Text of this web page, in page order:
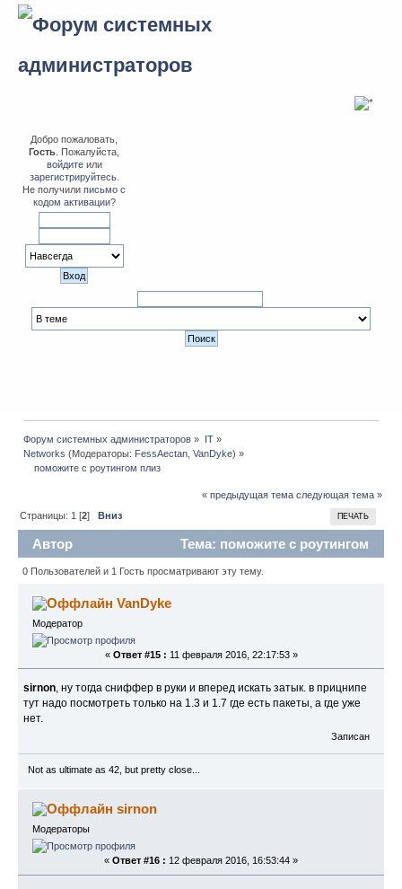
Добро пожаловать,
Гость . Пожалуйста,
войдитеили
зарегистрируйтесь.
Не получилиписьмо с
кодом активации?
Форум системных администраторов » IT»
Networks (Модераторы: FessAectan ,VanDyke) »
    поможите с роутингом плиз
« предыдущая тема следующая тема »
ПЕЧАТЬ
Страницы: 1 [2]Вниз
Автор
Тема: поможите с роутингом
плиз (Прочитано 14332 раз)
0 Пользователей и 1 Гость просматривают эту тему.
VanDyke
Модератор
« Ответ #15 : 11 февраля 2016, 22:17:53 »
sirnon , ну тогда сниффер в руки и вперед искать затык. в прицнипе
тут надо посмотреть только на 1.3 и 1.7 где есть пакеты, а где уже
нет.
Записан
Not as ultimate as 42, but pretty close...
sirnon
Модераторы
« Ответ #16 : 12 февраля 2016, 16:53:44 »